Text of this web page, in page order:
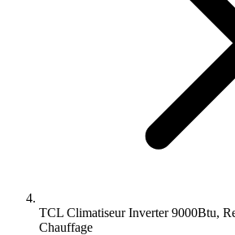
TCL Climatiseur Inverter 9000Btu,
Chauffage